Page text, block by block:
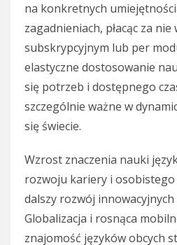
na konkretnych
zagadnieniach, płacąc za nie
subskrypcyjnym lub per
elastyczne dostosowanie
się potrzeb i dostępnego
szczególnie ważne w
się świecie.
Wzrost znaczenia nauki
rozwoju kariery i osobistego
dalszy rozwój
Globalizacja i rosnąca
znajomość języków obcych